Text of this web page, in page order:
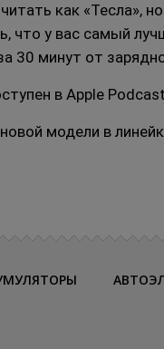
читать как
что у вас самый
30 минут от
в Apple
модели в